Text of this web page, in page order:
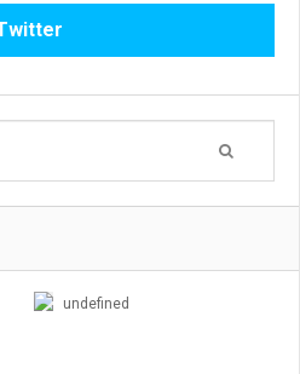
undefined